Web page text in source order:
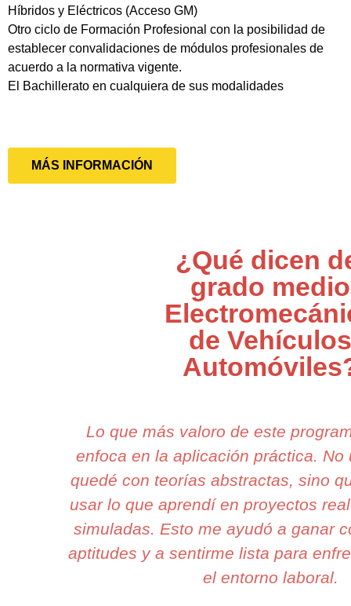
Híbridos y Eléctricos (Acceso GM)
Otro ciclo de Formación Profesional con la posibilidad de
establecer convalidaciones de módulos profesionales de
acuerdo a la normativa vigente.
El Bachillerato en cualquiera de sus modalidades
MÁS INFORMACIÓN
¿Qué dicen
grado medio
de Vehículos
Lo que más valoro de este
enfoca en la aplicación práctica. No
quedé con teorías abstractas, sino
usar lo que aprendí en proyectos
simuladas. Esto me ayudó a ganar
aptitudes y a sentirme lista para
el entorno laboral.